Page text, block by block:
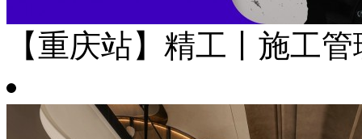
【重庆站】精工丨施工管